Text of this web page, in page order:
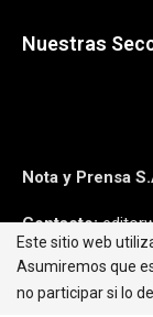
Nuestras
Nota y Prensa
Contacto:
Síguenos:
Este sitio web
Asumiremos que
no participar si lo